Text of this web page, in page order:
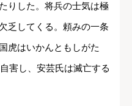
りした。将兵の士気は極
乏してくる。頼みの一条
虎はいかんともしがた
害し、安芸氏は滅亡する